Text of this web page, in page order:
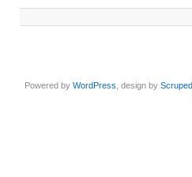
Powered byWordPress , design by